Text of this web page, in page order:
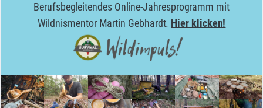
Berufsbegleitendes Online-Jahresprogramm mit
Wildnismentor Martin Gebhardt. Hier klicken!